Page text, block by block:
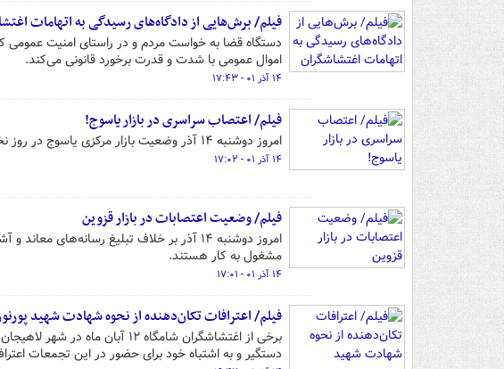
فیلم/ برش‌هایی از دادگاه‌های رسیدگی به اتهامات
دستگاه قضا به خواست مردم و در راستای امنیت عمومی
اموال عمومی با شدت و قدرت برخورد قانونی می‌کند.
۱۴ آذر ۰۱ - ۱۷:۴۳
فیلم/ اعتصاب سراسری در بازار یاسوج!
امروز دوشنبه ۱۴ آذر وضعیت بازار مرکزی یاسوج در روز نخست اعتصابات سراسری را می‌بینید.
۱۴ آذر ۰۱ - ۱۷:۰۲
فیلم/ وضعیت اعتصابات در بازار قزوین
امروز دوشنبه ۱۴ آذر بر خلاف تبلیغ‌
مشغول به کار هستند.
۱۴ آذر ۰۱ - ۱۷:۰۱
فیلم/ اعترافات تکان‌دهنده از نحوه شهادت شهید
برخی از اغتشاشگران شامگاه ۱۲
دستگیر و به اشتباه خود برای حضور در این تجمعات